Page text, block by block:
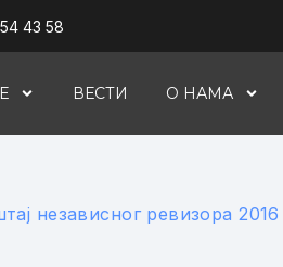
43 58
ВЕСТИ О НАМА
независног ревизора 2016